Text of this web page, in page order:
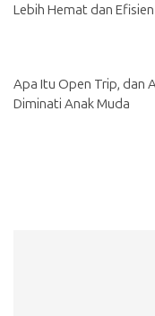
Lebih Hemat dan Efisien
Apa Itu Open Trip, dan
Diminati Anak Muda